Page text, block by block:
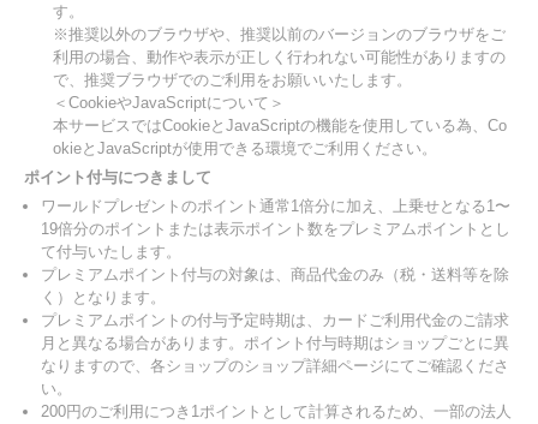
す。
※推奨以外のブラウザや、推奨以前のバージョンのブラウザをご
利用の場合、動作や表示が正しく行われない可能性がありますの
で、推奨ブラウザでのご利用をお願いいたします。
＜CookieやJavaScriptについて＞
本サービスではCookieとJavaScriptの機能を使用している為、Co
okieとJavaScriptが使用できる環境でご利用ください。
ポイント付与につきまして
ワールドプレゼントのポイント通常1倍分に加え、上乗せとなる1〜
19倍分のポイントまたは表示ポイント数をプレミアムポイントとし
て付与いたします。
プレミアムポイント付与の対象は、商品代金のみ（税・送料等を除
く）となります。
プレミアムポイントの付与予定時期は、カードご利用代金のご請求
月と異なる場合があります。ポイント付与時期はショップごとに異
なりますので、各ショップのショップ詳細ページにてご確認くださ
い。
200円のご利用につき1ポイントとして計算されるため、一部の法人